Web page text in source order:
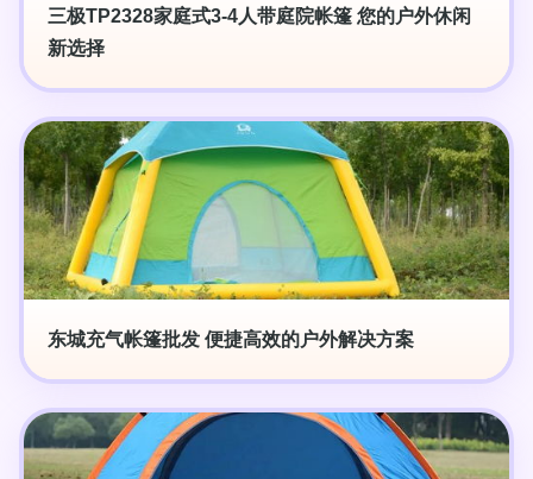
三极TP2328家庭式3-4人带庭院帐篷 您的户外休闲
新选择
东城充气帐篷批发 便捷高效的户外解决方案